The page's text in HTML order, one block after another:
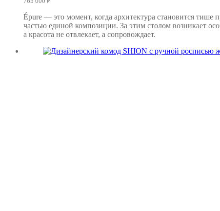
Épure — это момент, когда архитектура становится тише
частью единой композиции. За этим столом возникает
а красота не отвлекает, а сопровождает.